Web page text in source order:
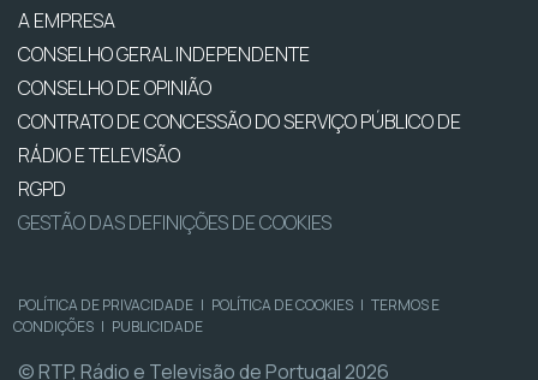
A EMPRESA
CONSELHO GERAL INDEPENDENTE
CONSELHO DE OPINIÃO
CONTRATO DE CONCESSÃO DO SERVIÇO PÚBLICO DE
RÁDIO E TELEVISÃO
RGPD
GESTÃO DAS DEFINIÇÕES DE COOKIES
POLÍTICA DE PRIVACIDADE | POLÍTICA DE COOKIES | TERMOS E
CONDIÇÕES | PUBLICIDADE
© RTP, Rádio e Televisão de Portugal 2026